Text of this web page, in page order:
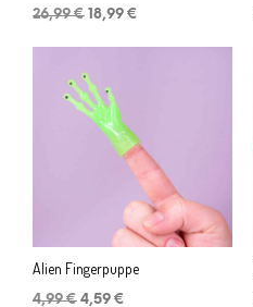
26,99€ Ursprünglicher
war:
26,99 €
18,99 €
ist:
Alien Fingerpuppe
4,99€ Ursprünglicher
4,59 €